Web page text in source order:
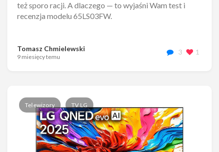
też sporo racji. A dlaczego — to wyjaśni Wam test i
recenzja modelu 65LS03FW.
Tomasz Chmielewski
9 miesięcy temu
3 1
Telewizory TV LG